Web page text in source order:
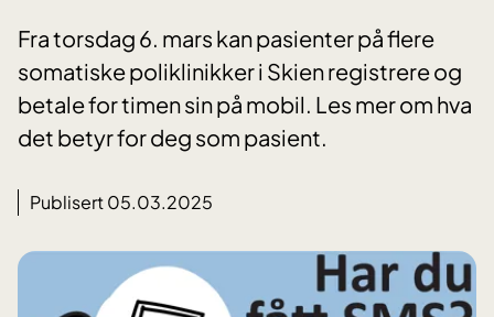
Fra torsdag 6. mars kan pasienter på flere
somatiske poliklinikker i Skien registrere og
betale for timen sin på mobil. Les mer om hva
det betyr for deg som pasient.
Publisert 05.03.2025